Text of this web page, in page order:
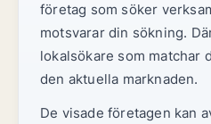
företag som söker
motsvarar din sökning.
lokalsökare som matchar
den aktuella marknaden.
De visade företagen kan